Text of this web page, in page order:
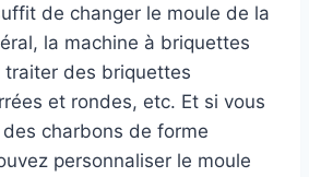
de changer le moule de la
la machine à briquettes
des briquettes
et rondes, etc. Et si vous
charbons de forme
personnaliser le moule